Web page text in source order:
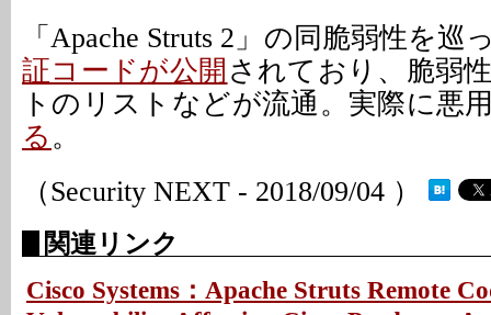
「Apache Struts 2」の同脆弱性を巡
証コードが公開 されており、脆弱
トのリストなどが流通。実際に悪
る 。
（Security NEXT - 2018/09/04 ）
関連リンク
Cisco Systems：Apache Struts Remote